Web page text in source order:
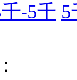
-5千 5